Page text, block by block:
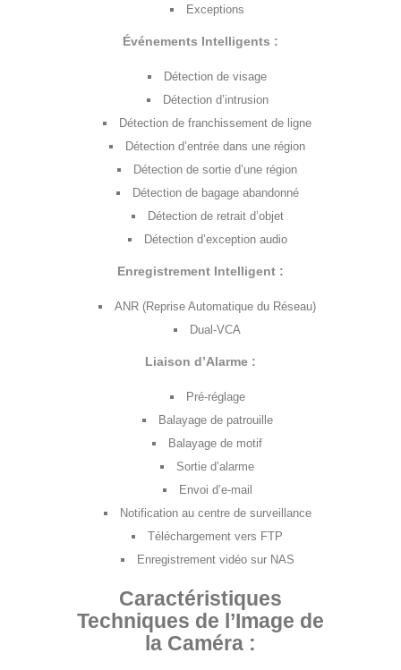
Exceptions
Événements Intelligents :
Détection de visage
Détection d’intrusion
Détection de franchissement de ligne
Détection d’entrée dans une région
Détection de sortie d’une région
Détection de bagage abandonné
Détection de retrait d’objet
Détection d’exception audio
Enregistrement Intelligent :
ANR (Reprise Automatique du Réseau)
Dual-VCA
Liaison d’Alarme :
Pré-réglage
Balayage de patrouille
Balayage de motif
Sortie d’alarme
Envoi d’e-mail
Notification au centre de surveillance
Téléchargement vers FTP
Enregistrement vidéo sur NAS
Caractéristiques
Techniques de l’Image de
la Caméra :